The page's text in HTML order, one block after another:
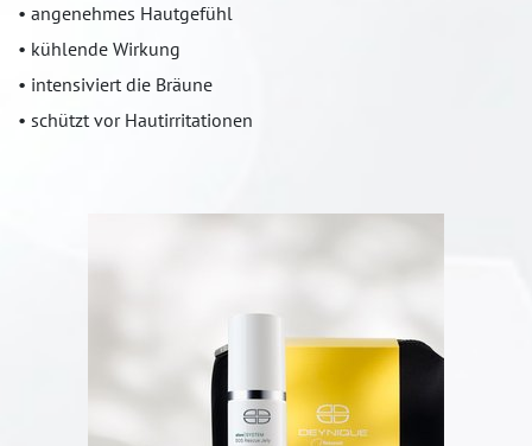
• angenehmes Hautgefühl
• kühlende Wirkung
• intensiviert die Bräune
• schützt vor Hautirritationen